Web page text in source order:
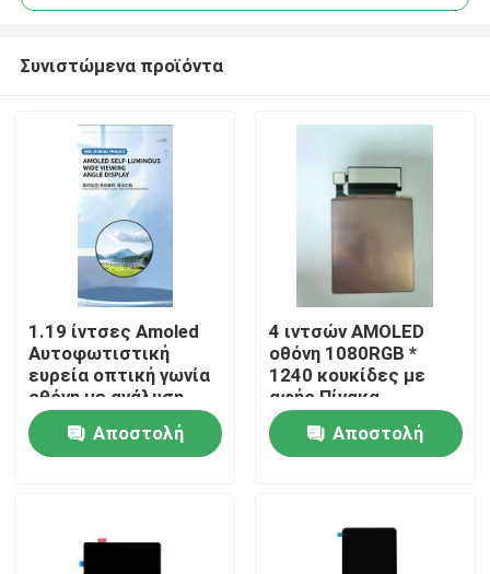
Σπίτι
Βίντεο
Συνιστώμενα προϊόντα
1.19 ίντσες Amoled
Αυτοφωτιστική
ευρεία οπτική γωνία
οθόνη με ανάλυση
390*390, QSPI
Interface, Driving IC
CO5300
Αποστολή
4 ιντσών AMOLED
οθόνη 1080RGB *
1240 κουκίδες με
αφής Πίνακα,
διεπαφή MIPI,
οδήγηση IC CH13726
800c/d
Αποστολή